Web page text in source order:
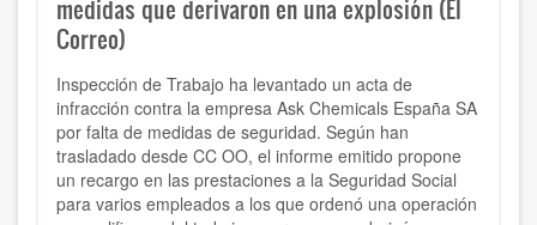
medidas que derivaron en una explosión (El
Correo)
Inspección de Trabajo ha levantado un acta de
infracción contra la empresa Ask Chemicals España SA
por falta de medidas de seguridad. Según han
trasladado desde CC OO, el informe emitido propone
un recargo en las prestaciones a la Seguridad Social
para varios empleados a los que ordenó una operación